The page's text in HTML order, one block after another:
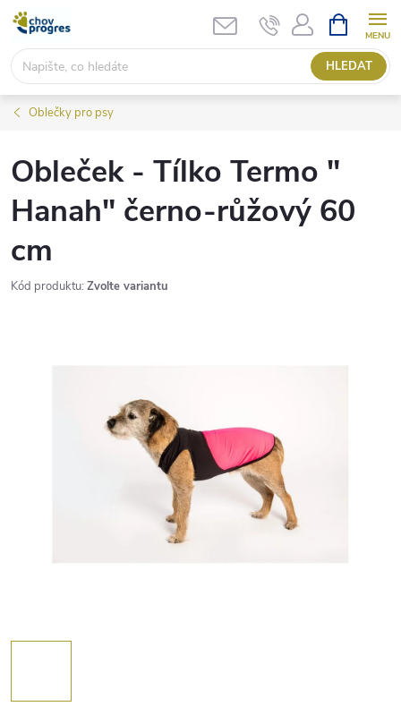
Přejít
obsah
HLEDAT
NÁKUPNÍ
KOŠÍK
Oblečky pro psy
Obleček - Tílko Termo "
Hanah" černo-růžový 60
cm
Kód produktu: Zvolte variantu